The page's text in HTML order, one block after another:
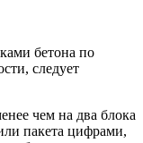
бетона по
следует
чем на два блока
пакета цифрами,